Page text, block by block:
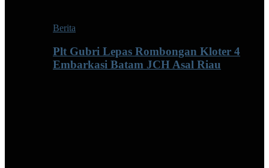
Berita
Plt Gubri Lepas Rombongan Kloter 4
Embarkasi Batam JCH Asal Riau